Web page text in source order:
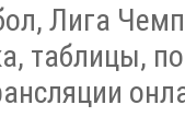
Лига
таблицы,